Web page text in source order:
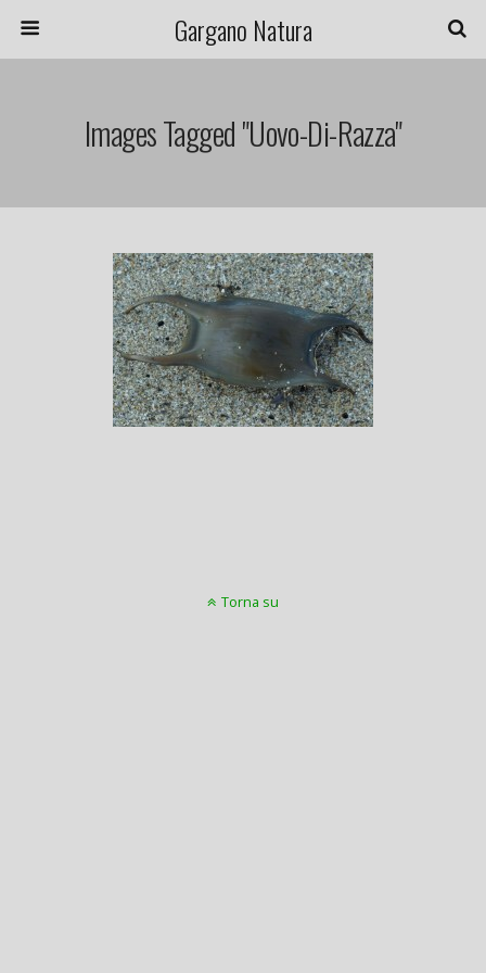
Gargano Natura
Images Tagged "uovo-Di-Razza"
Torna su